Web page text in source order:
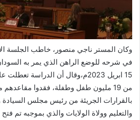
وكان المستر ناجي منصور، خاطب الجلسة
في شرحه للوضع الراهن الذي يمر به
15 ابريل 2023م،وقال أن الدراسة
من 19 مليون طفل وطفلة، فقدوا
بالقرارات الجريئة من رئيس مجلس السيادة
والتعليم وولاة الولايات والذي بموجبه تم